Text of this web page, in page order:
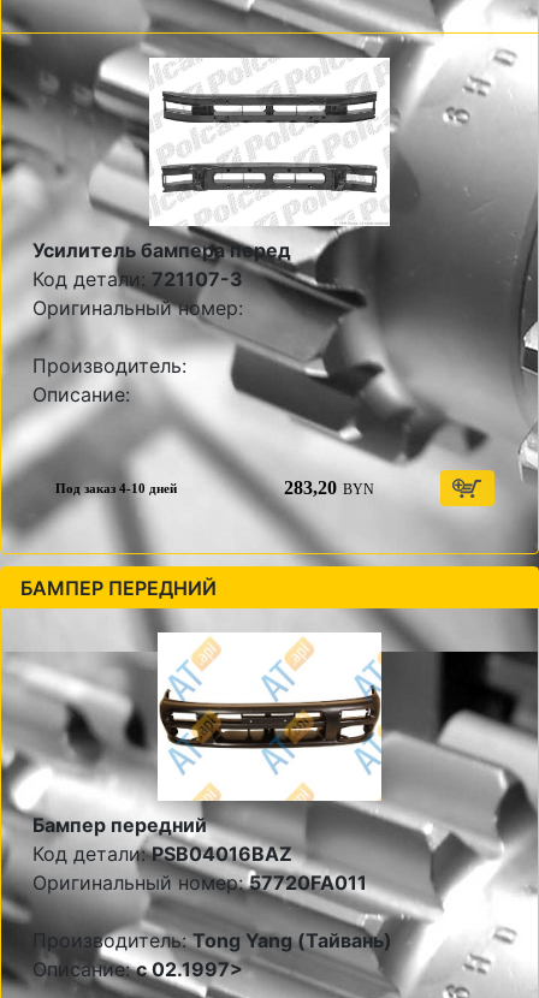
Усилитель бампера перед
Код детали:721107-3
Оригинальный номер:
Производитель:
Описание:
Под заказ 4-10 дней 283,20 BYN
БАМПЕР ПЕРЕДНИЙ
Бампер передний
Код детали:PSB04016BAZ
Оригинальный номер:57720FA011
Производитель:Tong Yang (Тайвань)
Описание:с 02.1997>